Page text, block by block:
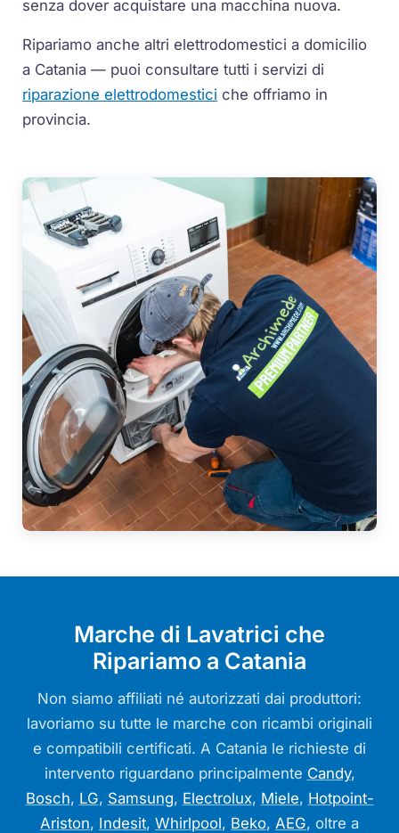
senza dover acquistare una macchina nuova.
Ripariamo anche altri elettrodomestici a domicilio
a Catania — puoi consultare tutti i servizi di
riparazione elettrodomestici che offriamo in
provincia.
Marche di Lavatrici che
Ripariamo a Catania
Non siamo affiliati né autorizzati dai produttori:
lavoriamo su tutte le marche con ricambi originali
e compatibili certificati. A Catania le richieste di
intervento riguardano principalmente Candy,
Bosch, LG, Samsung, Electrolux, Miele, Hotpoint-
Ariston, Indesit, Whirlpool, Beko, AEG, oltre a